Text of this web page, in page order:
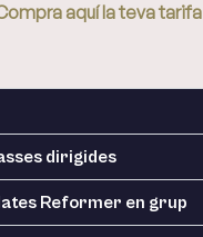
aquí la teva tarifa
dirigides
Reformer en grup